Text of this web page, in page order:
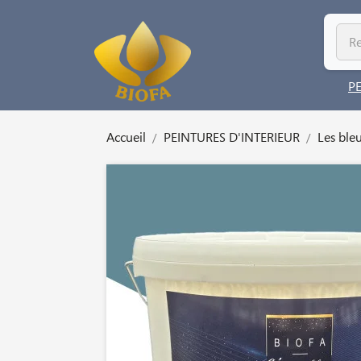
Accueil PEINTURES D'INTERIEUR Les